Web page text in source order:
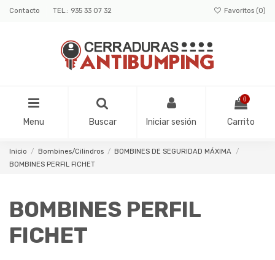
Contacto TEL.: 935 33 07 32 Favoritos (0)
Menu Buscar Iniciar sesión
0
Carrito
Inicio Bombines/Cilindros
BOMBINES DE SEGURIDAD MÁXIMA
BOMBINES PERFIL FICHET
BOMBINES PERFIL
FICHET